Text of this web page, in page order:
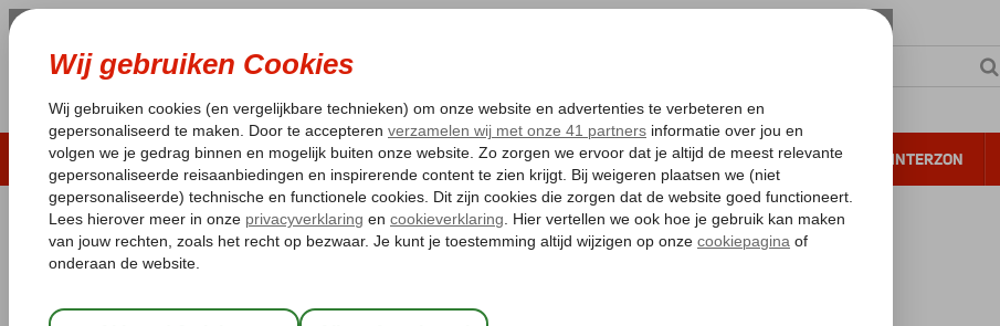
LAST MINUTE ZOMER 2026 ZONVAKANTIE VERRE REIZEN ALL INCLUSIVE WINTERZON
Pakketgarantie Laagsteprijsgarantie* Gratis annuleren*
Home
Spanje Balearen
Globales Playa Santa Ponsa